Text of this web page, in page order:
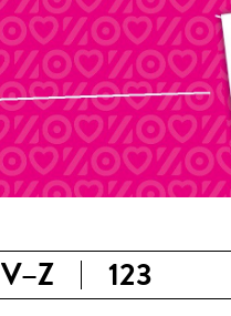
V–Z 123